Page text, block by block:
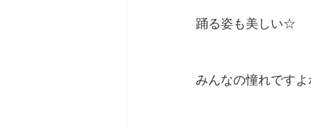
踊る姿も美しい☆
みんなの憧れですよ